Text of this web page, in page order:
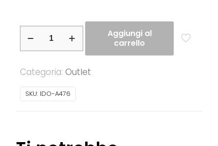
shirt
bimbo
in
quantità
Aggiungi al
carrello
Categoria: Outlet
SKU: IDO-A476